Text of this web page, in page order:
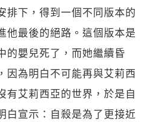
排下，得到一個不同版本的
他最後的絕路。這個版本是
的嬰兒死了，而她繼續昏
因為明白不可能再與艾莉西
有艾莉西亞的世界，於是自
白宣示：自殺是為了更接近